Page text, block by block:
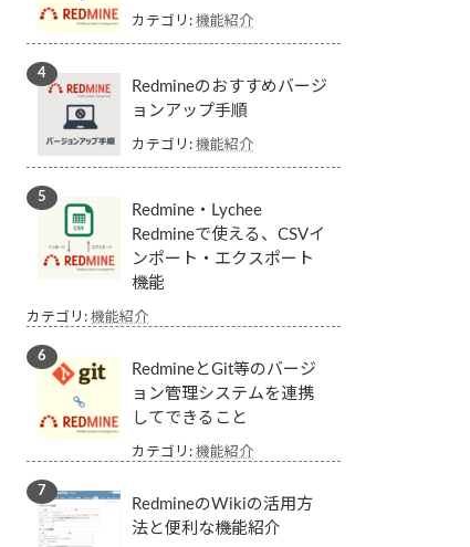
カテゴリ:機能紹介
Redmineのおすすめバージ
ョンアップ手順
カテゴリ:機能紹介
Redmine・Lychee
Redmineで使える、CSVイ
ンポート・エクスポート
機能
カテゴリ:機能紹介
RedmineとGit等のバージ
ョン管理システムを連携
してできること
カテゴリ:機能紹介
RedmineのWikiの活用方
法と便利な機能紹介